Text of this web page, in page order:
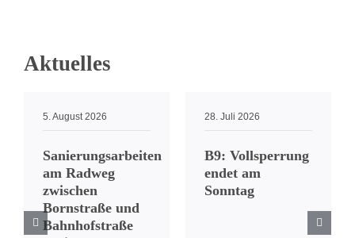
Aktuelles
5. August 2026
Sanierungsarbeiten
am Radweg
zwischen
Bornstraße und
Bahnhofstraße
28. Juli 2026
B9: Vollsperrung
endet am
Sonntag